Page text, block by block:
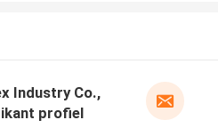
Industry Co.,
profiel